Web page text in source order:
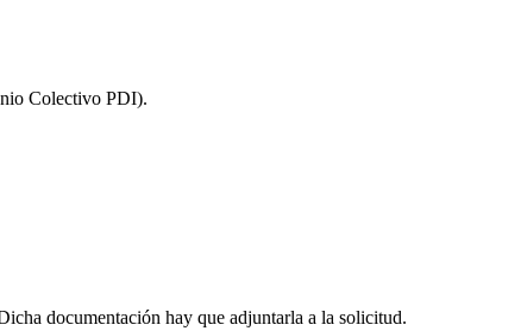
Colectivo PDI).
documentación hay que adjuntarla a la solicitud.